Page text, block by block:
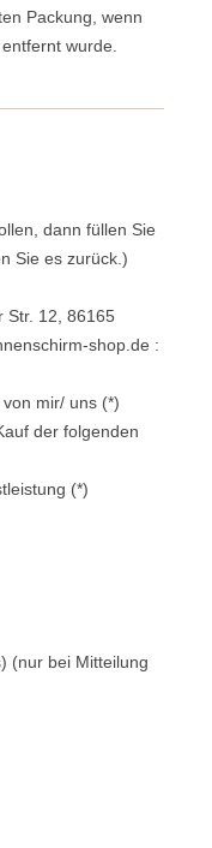
Packung, wenn
wurde.
dann füllen Sie
Sie es zurück.)
Str. 12, 86165
shop.de :
mir/ uns (*)
der folgenden
(*)
(nur bei Mitteilung